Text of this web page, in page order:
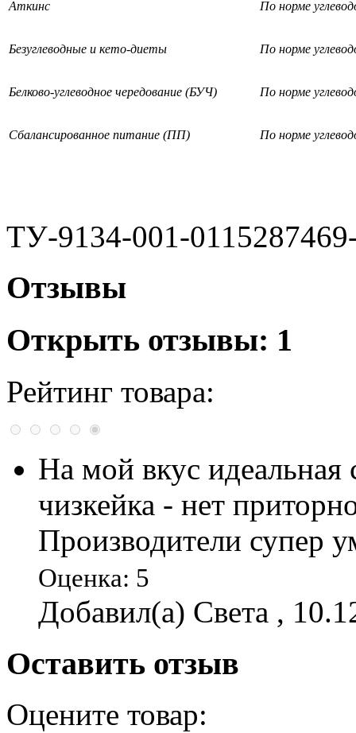
Аткинс По норме
Безуглеводные и кето-диеты По норме
Белково-углеводное чередование (БУЧ) По норме
Сбалансированное питание (ПП) По норме
ТУ-9134-001-
Отзывы
Открыть отзывы: 1
Рейтинг товара:
На мой вкус идеальная
чизкейка - нет
Производители супер
Оценка: 5
Добавил(а) Света ,
Оставить отзыв
Оцените товар: